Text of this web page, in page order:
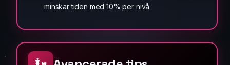
minskar tiden med 10% per nivå